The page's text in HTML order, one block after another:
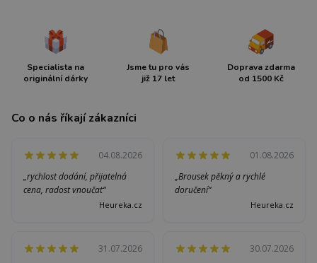
Specialista na
originální dárky
Jsme tu pro vás
již 17 let
Doprava zdarma
od 1500 Kč
Co o nás říkají zákazníci
04.08.2026
„rychlost dodání, přijatelná
cena, radost vnoučat“
Heureka.cz
01.08.2026
„Brousek pěkný a rychlé
doručení“
Heureka.cz
31.07.2026
30.07.2026